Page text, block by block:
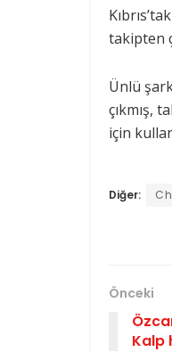
takipten
Ünlü
çıkmış,
için
Diğer:
Önceki
Kalp